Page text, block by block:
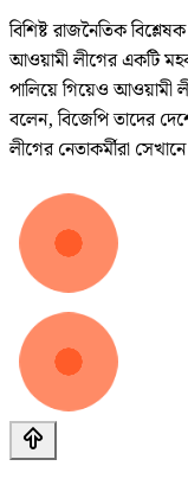
বিশিষ্ট রাজনৈতিক
আওয়ামী লীগের একটি
পালিয়ে গিয়েও আওয়ামী
বলেন, বিজেপি তাদের
লীগের নেতাকর্মীরা